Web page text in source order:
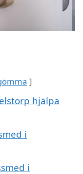
hjälpa
i
i